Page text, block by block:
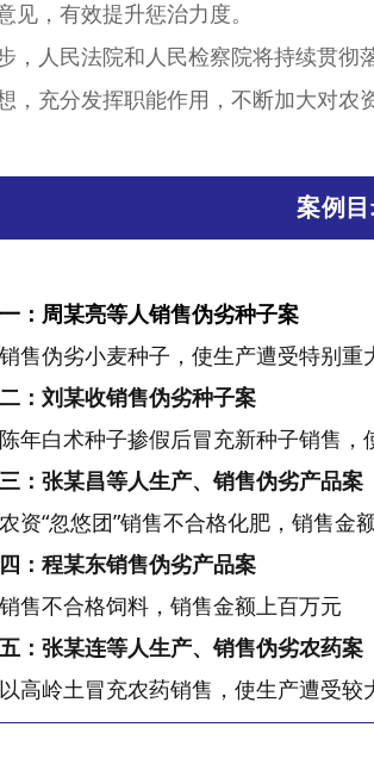
见，有效提升惩治力度。
，人民法院和人民检察院将持续贯彻
，充分发挥职能作用，不断加大对
案例
：周某亮等人销售伪劣种子案
伪劣小麦种子，使生产遭受特别重
：刘某收销售伪劣种子案
白术种子掺假后冒充新种子销售，
：张某昌等人生产、销售伪劣产品案
“忽悠团”销售不合格化肥，销售金
：程某东销售伪劣产品案
不合格饲料，销售金额上百万元
：张某连等人生产、销售伪劣农药案
岭土冒充农药销售，使生产遭受较